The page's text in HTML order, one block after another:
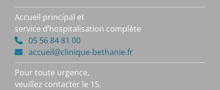
Accueil principal et
service d’hospitalisation complète
05 56 84 81 00
accueil@clinique-bethanie.fr
Pour toute urgence,
veuillez contacter le 15.